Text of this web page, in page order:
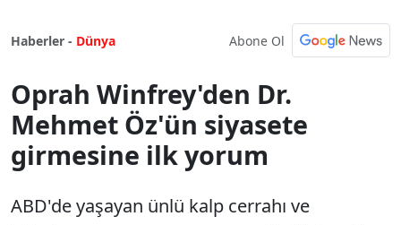
Haberler - Dünya Abone Ol
Oprah Winfrey'den Dr.
Mehmet Öz'ün siyasete
girmesine ilk yorum
ABD'de yaşayan ünlü kalp cerrahı ve